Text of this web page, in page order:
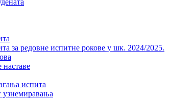
за редовне испитне рокове у шк. 2024/2025.
испита
узнемиравања